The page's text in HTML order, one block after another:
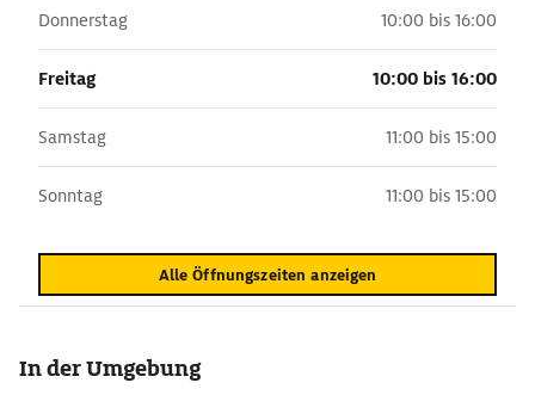
Donnerstag 10:00 bis 16:00
Freitag 10:00 bis 16:00
Samstag 11:00 bis 15:00
Sonntag 11:00 bis 15:00
Alle Öffnungszeiten anzeigen
In der Umgebung